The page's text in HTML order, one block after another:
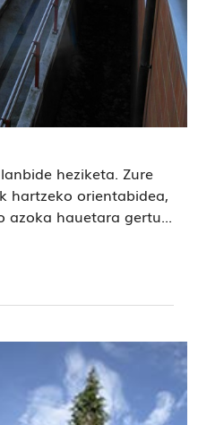
heziketa. Zure
hartzeko orientabidea,
azoka hauetara gertu...